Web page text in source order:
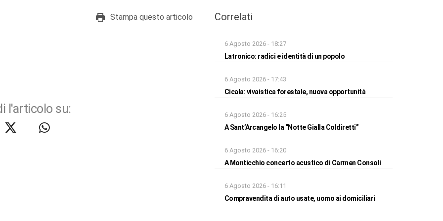
Stampa questo articolo
l'articolo su:
Correlati
6 Agosto 2026 - 18:27
Latronico: radici e identità di un popolo
6 Agosto 2026 - 17:43
Cicala: vivaistica forestale, nuova opportunità
6 Agosto 2026 - 16:25
A Sant’Arcangelo la “Notte Gialla Coldiretti”
6 Agosto 2026 - 16:20
A Monticchio concerto acustico di Carmen Consoli
6 Agosto 2026 - 16:11
Compravendita di auto usate, uomo ai domiciliari